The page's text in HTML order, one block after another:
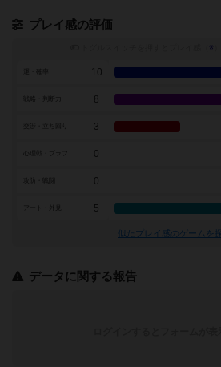
プレイ感の評価
※
10
戦略・判断力 8
3
0
0
アート・外見 5
似たプレイ感のゲームを
データに関する報告